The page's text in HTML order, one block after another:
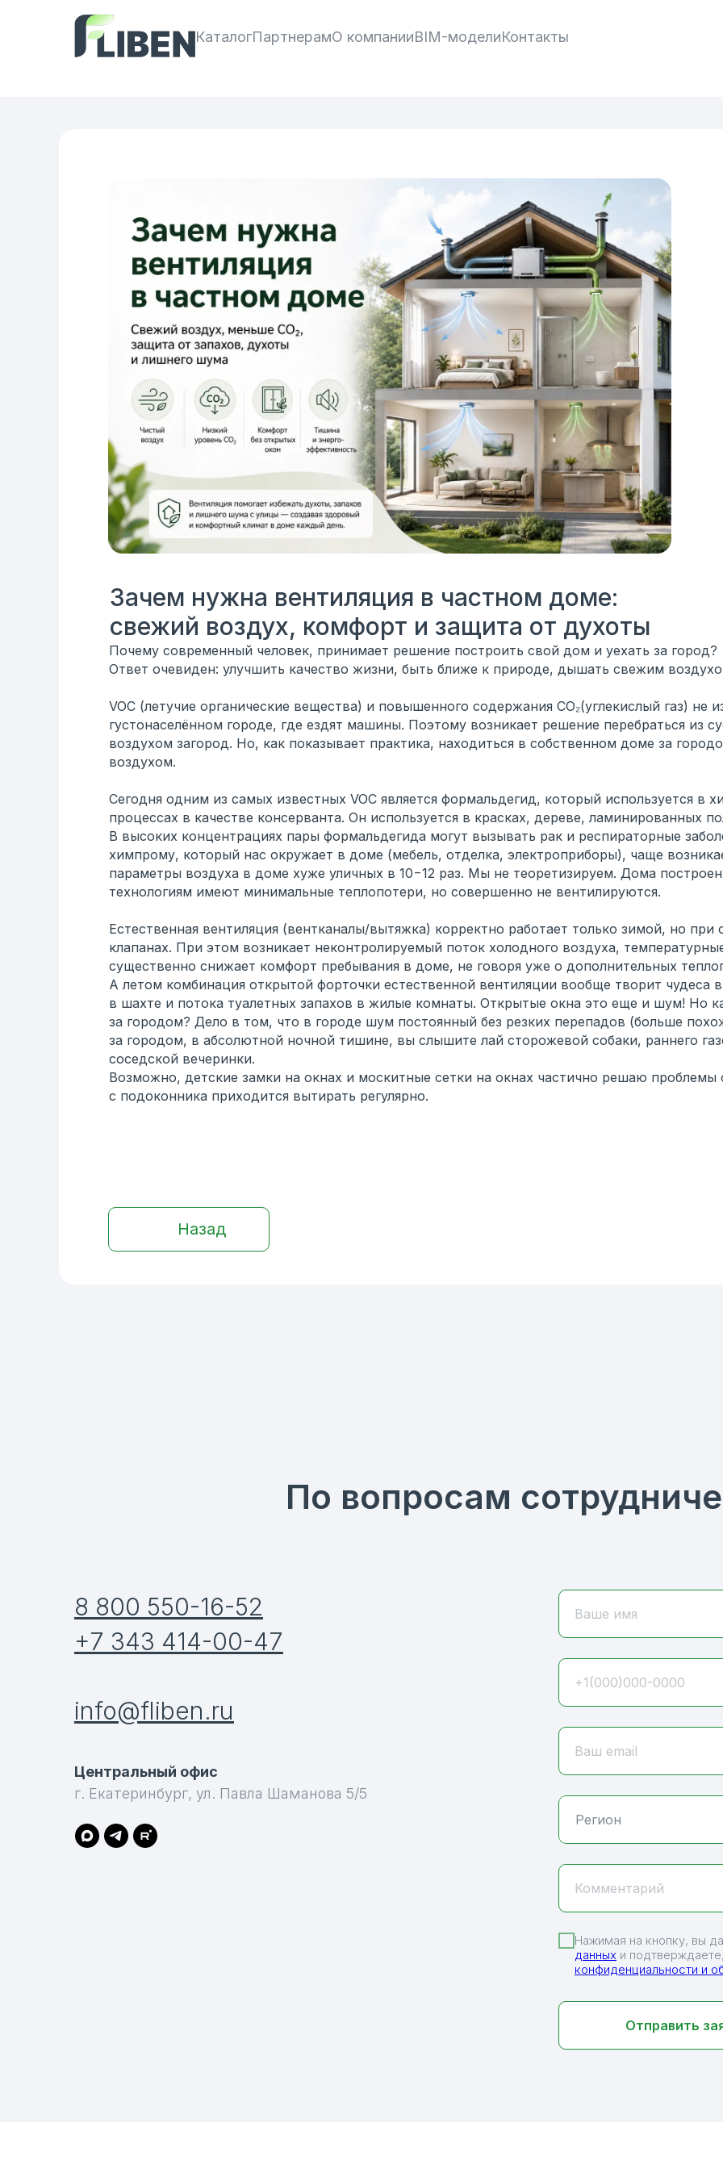
КаталогПартнерамО компанииBIM-моделиКонтакты
Зачем нужна вентиляция в частном доме:
свежий воздух, комфорт и защита от духоты
Почему современный человек, принимает решение построить свой дом и уехать за город?
Ответ очевиден: улучшить качество жизни, быть ближе к природе, дышать свежим
VOC (летучие органические вещества) и повышенного содержания CO₂(углекислый газ) не
густонаселённом городе, где ездят машины. Поэтому возникает решение перебраться из
воздухом загород. Но, как показывает практика, находиться в собственном доме за
воздухом.
Сегодня одним из самых известных VOC является формальдегид, который используется в
процессах в качестве консерванта. Он используется в красках, дереве, ламинированных
В высоких концентрациях пары формальдегида могут вызывать рак и респираторные
химпрому, который нас окружает в доме (мебель, отделка, электроприборы), чаще
параметры воздуха в доме хуже уличных в 10−12 раз. Мы не теоретизируем. Дома
технологиям имеют минимальные теплопотери, но совершенно не вентилируются.
Естественная вентиляция (вентканалы/вытяжка) корректно работает только зимой, но
клапанах. При этом возникает неконтролируемый поток холодного воздуха,
существенно снижает комфорт пребывания в доме, не говоря уже о дополнительных
А летом комбинация открытой форточки естественной вентиляции вообще творит чудеса
в шахте и потока туалетных запахов в жилые комнаты. Открытые окна это еще и шум! Но
за городом? Дело в том, что в городе шум постоянный без резких перепадов (больше
за городом, в абсолютной ночной тишине, вы слышите лай сторожевой собаки, раннего
соседской вечеринки.
Возможно, детские замки на окнах и москитные сетки на окнах частично решаю
с подоконника приходится вытирать регулярно.
Назад
По вопросам
8 800 550-16-52
+7 343 414-00-47
info@fliben.ru
Центральный офис
г. Екатеринбург, ул. Павла Шаманова 5/5
Ваше имя
+1(000)000-0000
Ваш email
Комментарий
Нажимая на кнопку, вы
данных и
конфиденциальности и
Отправить